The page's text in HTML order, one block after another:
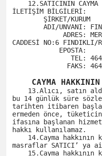
İLETİŞİM BİLGİLERİ:
CADDESİ NO:6 FINDIKLI/
CAYMA
bu 14 günlük süre
tarihten itibaren
ermeden önce,
ifasına başlanan
hakkı kullanılamaz.
masraflar SATICI’ ya